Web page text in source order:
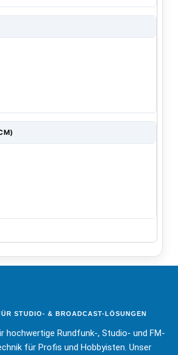
STUDIO- & BROADCAST-LÖSUNGEN
hochwertige Rundfunk-, Studio- und FM-
für Profis und Hobbyisten. Unser